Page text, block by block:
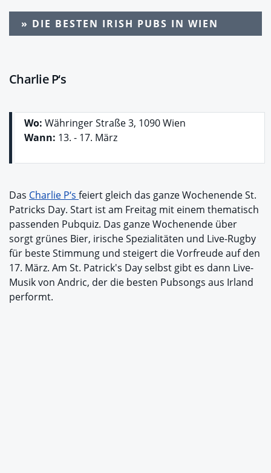
» DIE BESTEN IRISH PUBS IN WIEN
Charlie P‘s
Wo: Währinger Straße 3, 1090 Wien
Wann: 13. - 17. März
Das Charlie P‘s feiert gleich das ganze Wochenende St.
Patricks Day. Start ist am Freitag mit einem thematisch
passenden Pubquiz. Das ganze Wochenende über
sorgt grünes Bier, irische Spezialitäten und Live-Rugby
für beste Stimmung und steigert die Vorfreude auf den
17. März. Am St. Patrick's Day selbst gibt es dann Live-
Musik von Andric, der die besten Pubsongs aus Irland
performt.